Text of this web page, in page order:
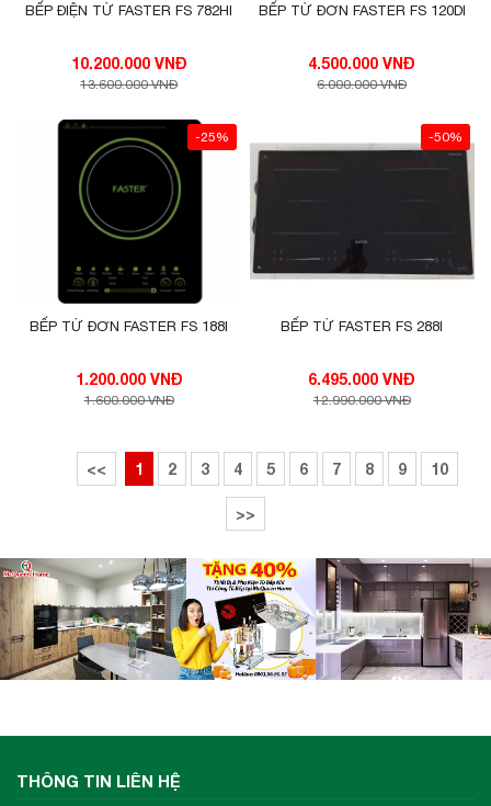
BẾP ĐIỆN TỪ FASTER FS 782HI
10.200.000 VNĐ
13.600.000 VNĐ
BẾP TỪ ĐƠN FASTER FS 120DI
4.500.000 VNĐ
6.000.000 VNĐ
-25%
BẾP TỪ ĐƠN FASTER FS 188I
1.200.000 VNĐ
1.600.000 VNĐ
-50%
BẾP TỪ FASTER FS 288I
6.495.000 VNĐ
12.990.000 VNĐ
<< 1 2 3 4 5 6 7 8 9 10
>>
THÔNG TIN LIÊN HỆ